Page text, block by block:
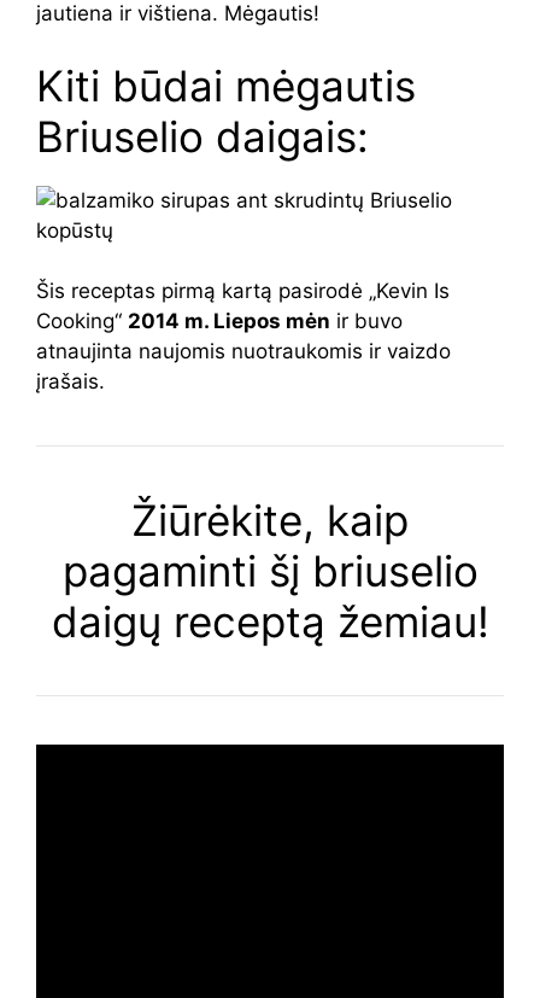
jautiena ir vištiena. Mėgautis!
Kiti būdai mėgautis
Briuselio daigais:
Šis receptas pirmą kartą pasirodė „Kevin Is
Cooking“ 2014 m. Liepos mėn ir buvo
atnaujinta naujomis nuotraukomis ir vaizdo
įrašais.
Žiūrėkite, kaip
pagaminti šį briuselio
daigų receptą žemiau!